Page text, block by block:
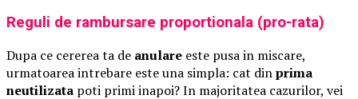
Reguli de rambursare proportionala (pro-rata)
Dupa ce cererea ta de anulare este pusa in miscare,
urmatoarea intrebare este una simpla: cat dinprima
neutilizata poti primi inapoi? In majoritatea cazurilor, vei